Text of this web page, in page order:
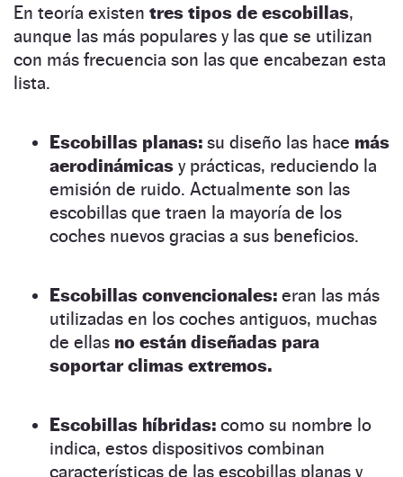
En teoría existen tres tipos de escobillas,
aunque las más populares y las que se utilizan
con más frecuencia son las que encabezan esta
lista.
Escobillas planas: su diseño las hace más
aerodinámicas y prácticas, reduciendo la
emisión de ruido. Actualmente son las
escobillas que traen la mayoría de los
coches nuevos gracias a sus beneficios.
Escobillas convencionales: eran las más
utilizadas en los coches antiguos, muchas
de ellas no están diseñadas para
soportar climas extremos.
Escobillas híbridas: como su nombre lo
indica, estos dispositivos combinan
características de las escobillas planas y